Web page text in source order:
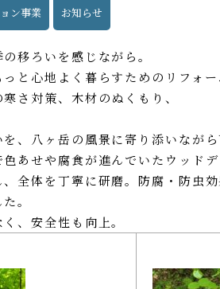
ン事業 お知らせ
移ろいを感じながら。
もっと心地よく暮らすため
ではの寒さ対策、木材
、八ヶ岳の風景に寄り添いながら
あせや腐食が進んでいたウッドデ
全体を丁寧に研磨。防腐・防虫
。
、安全性も向上。